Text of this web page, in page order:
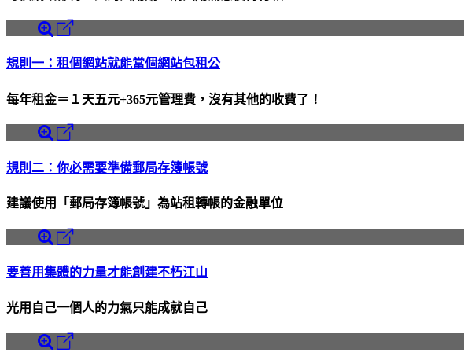
規則一：租個網站就能當個網站包租公
每年租金＝１天五元+365元管理費，沒有其他的收費了！
規則二：你必需要準備郵局存簿帳號
建議使用「郵局存簿帳號」為站租轉帳的金融單位
要善用集體的力量才能創建不朽江山
光用自己一個人的力氣只能成就自己